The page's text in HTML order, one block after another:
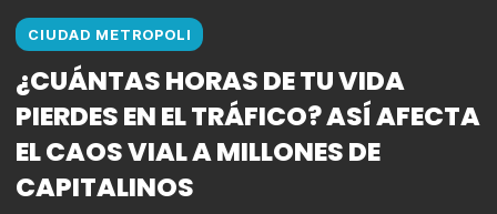
CIUDAD METROPOLI
¿CUÁNTAS HORAS DE TU VIDA
PIERDES EN EL TRÁFICO? ASÍ AFECTA
EL CAOS VIAL A MILLONES DE
CAPITALINOS